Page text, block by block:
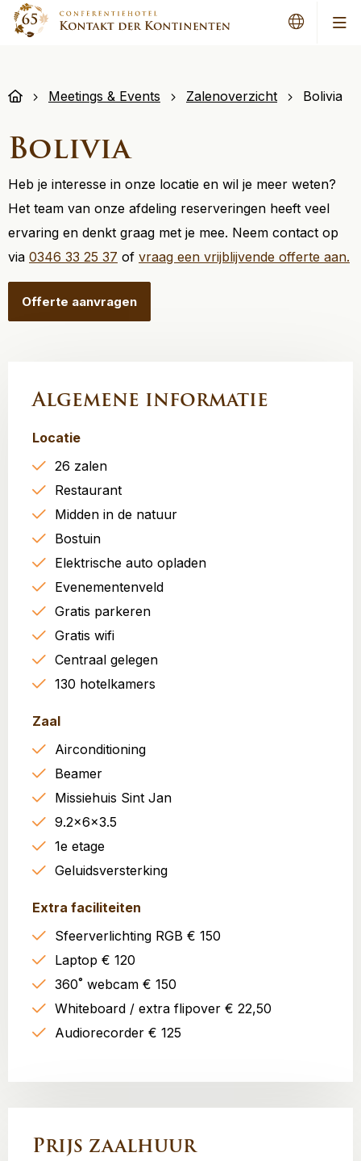
Meetings & Events Zalenoverzicht Bolivia
Bolivia
Heb je interesse in onze locatie en wil je meer weten?
Het team van onze afdeling reserveringen heeft veel
ervaring en denkt graag met je mee. Neem contact op
via 0346 33 25 37 of vraag een vrijblijvende offerte aan.
Offerte aanvragen
Algemene informatie
Locatie
26 zalen
Restaurant
Midden in de natuur
Bostuin
Elektrische auto opladen
Evenementenveld
Gratis parkeren
Gratis wifi
Centraal gelegen
130 hotelkamers
Zaal
Airconditioning
Beamer
Missiehuis Sint Jan
9.2x6x3.5
1e etage
Geluidsversterking
Extra faciliteiten
Sfeerverlichting RGB € 150
Laptop € 120
360˚ webcam € 150
Whiteboard / extra flipover € 22,50
Audiorecorder € 125
Prijs zaalhuur